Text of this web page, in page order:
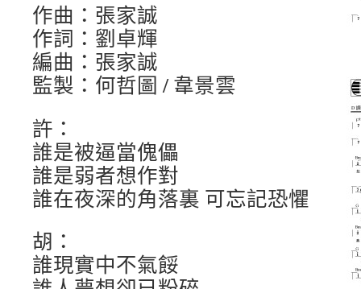
作曲：張家誠
作詞：劉卓輝
編曲：張家誠
監製：何哲圖 / 韋景雲
許：
誰是被逼當傀儡
誰是弱者想作對
誰在夜深的角落裏 可忘記恐懼
胡：
誰現實中不氣餒